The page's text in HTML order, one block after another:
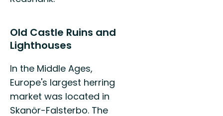
Old Castle Ruins and
Lighthouses
In the Middle Ages,
Europe's largest herring
market was located in
Skanör-Falsterbo. The